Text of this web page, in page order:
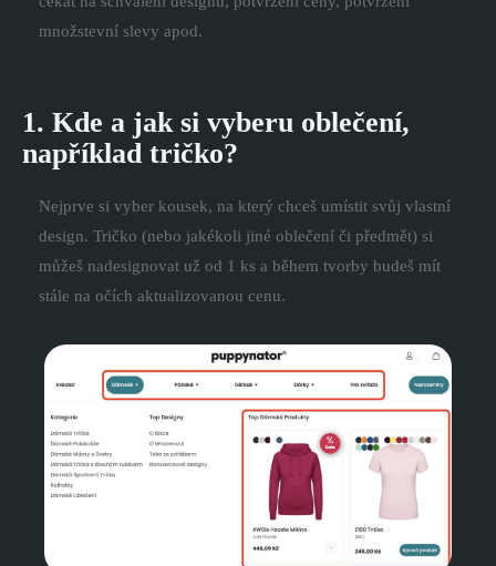
množstevní slevy apod.
1. Kde a jak si vyberu oblečení,
například tričko?
Nejprve si vyber kousek, na který chceš umístit svůj vlastní
design. Tričko (nebo jakékoli jiné oblečení či předmět) si
můžeš nadesignovat už od 1 ks a během tvorby budeš mít
stále na očích aktualizovanou cenu.